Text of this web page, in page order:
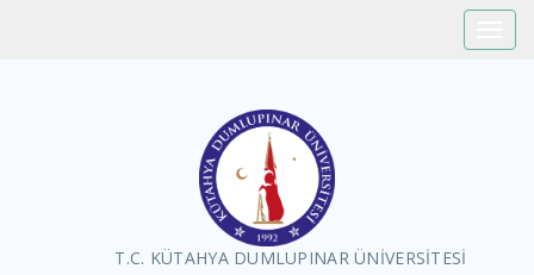
T.C. KÜTAHYA DUMLUPINAR ÜNİVERSİTESİ